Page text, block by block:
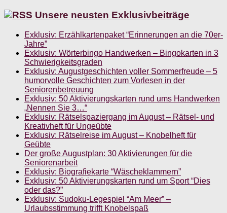
Unsere neusten Exklusivbeiträge
Exklusiv: Erzählkartenpaket “Erinnerungen an die 70er-
Jahre”
Exklusiv: Wörterbingo Handwerken – Bingokarten in 3
Schwierigkeitsgraden
Exklusiv: Augustgeschichten voller Sommerfreude – 5
humorvolle Geschichten zum Vorlesen in der
Seniorenbetreuung
Exklusiv: 50 Aktivierungskarten rund ums Handwerken
„Nennen Sie 3…“
Exklusiv: Rätselspaziergang im August – Rätsel- und
Kreativheft für Ungeübte
Exklusiv: Rätselreise im August – Knobelheft für
Geübte
Der große Augustplan: 30 Aktivierungen für die
Seniorenarbeit
Exklusiv: Biografiekarte “Wäscheklammern”
Exklusiv: 50 Aktivierungskarten rund um Sport “Dies
oder das?”
Exklusiv: Sudoku-Legespiel “Am Meer” –
Urlaubsstimmung trifft Knobelspaß